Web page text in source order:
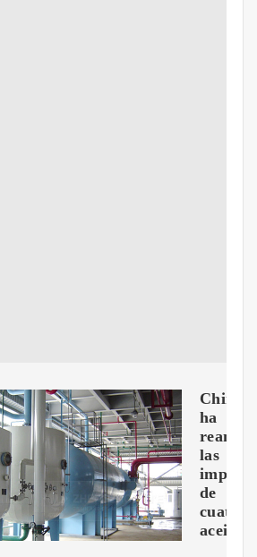
China
ha
las
de
cuatro
aceites